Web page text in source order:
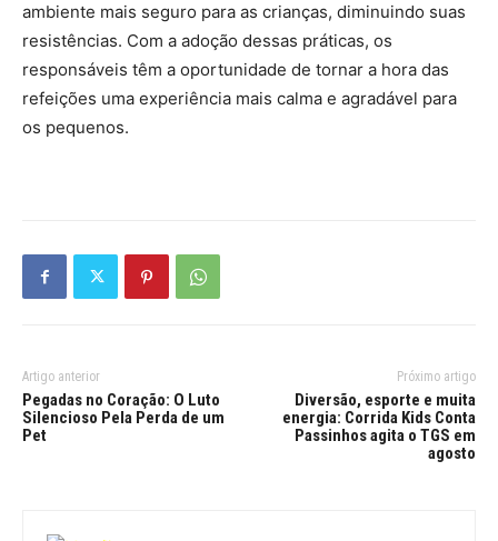
ambiente mais seguro para as crianças, diminuindo suas
resistências. Com a adoção dessas práticas, os
responsáveis têm a oportunidade de tornar a hora das
refeições uma experiência mais calma e agradável para
os pequenos.
Artigo anterior
Pegadas no Coração: O Luto
Silencioso Pela Perda de um
Pet
Próximo artigo
Diversão, esporte e muita
energia: Corrida Kids Conta
Passinhos agita o TGS em
agosto